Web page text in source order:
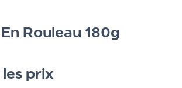
Rouleau 180g
prix